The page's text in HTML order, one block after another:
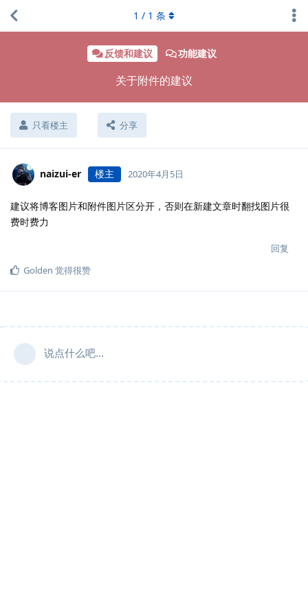
反馈和建议 功能建议
关于附件的建议
只看楼主 分享
1 / 1 条
naizui-er 楼主 2020年4月5日
建议将博客图片和附件图片区分开，否则在新建文章时翻找图片很
费时费力
回复
Golden 觉得很赞
说点什么吧...